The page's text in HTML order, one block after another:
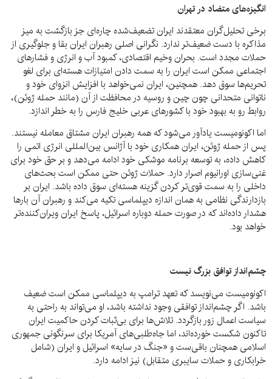
انگیزه‌های متضاد در تهران
برخی تحلیل‌گران معتقدند ایران تضعیف‌شده چاره‌ای جز بازگشت به میز
مذاکره با دست ضعیف‌تر ندارد. نگرانی اصلی رهبران ایران بقا و جلوگیری از
حملات مجدد است. بحران وخیم اقتصادی، کمبود آب و انرژی و فشارهای
اجتماعی ممکن است ایران را به سمت دادن امتیازات هسته‌ای برای لغو
تحریم‌ها سوق دهد. همچنین، ایران نمی‌خواهد با افزایش انزوای خود و
ناتوانی متحدانی چون چین و روسیه در محافظت از آن (مانند حمله ژوئن)،
روابط رو به بهبود خود با کشورهای عربی خلیج فارس را به خطر اندازد.
اما اکونومیست یادآور می‌شود که همه رهبران ایران مشتاق معامله نیستند.
پس از حمله ژوئن، ایران همکاری خود با آژانس بین‌المللی انرژی اتمی را
کاهش داده، به توسعه برنامه موشکی خود ادامه می‌دهد و بر حق خود برای
غنی‌سازی اورانیوم اصرار دارد. حملات ژوئن حتی ممکن است بحث‌های
داخلی را به سمت قوی‌تر کردن گزینه‌ هسته‌ای سوق داده باشد. ایران بر
بازدارندگی نظامی به همان اندازه دیپلماسی تکیه می‌کند و رهبران آن بارها
هشدار داده‌اند که در صورت حمله دوباره اسرائیل، پاسخ ایران ویران‌کننده‌تر
خواهد بود.
چشم‌انداز توافق بزرگ نیست
اکونومیست می‌نویسد که تعهد ترامپ به دیپلماسی ممکن است ضعیف
باشد. اگر چشم‌انداز توافقی وجود نداشته باشد، او می‌تواند به راحتی به
سیاست اعمال زور بازگردد. تلاش‌ها برای بی‌ثبات کردن حاکمیت ایران
تاکنون شکست خورده‌اند، اما جاه‌طلبی‌های آمریکا برای سرنگونی جمهوری
اسلامی همچنان باقی‌ست و «جنگ در سایه» اسرائیل و ایران (شامل
خرابکاری و حملات سایبری متقابل) نیز ادامه دارد.